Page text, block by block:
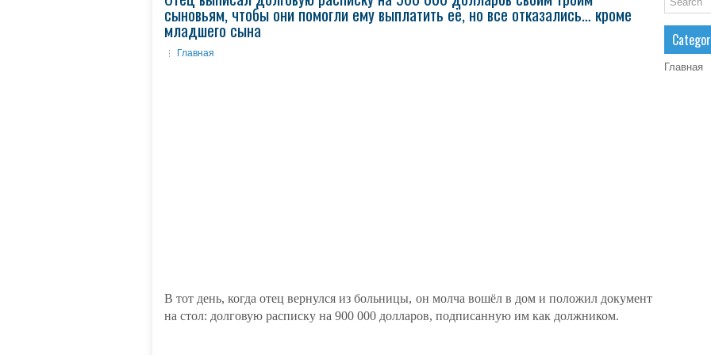
сыновьям, чтобы они помогли ему выплатить её, но все отказались… кроме
младшего сына
Главная
В тот день, когда отец вернулся из больницы, он молча вошёл в дом и положил документ
на стол: долговую расписку на 900 000 долларов, подписанную им как должником.
Главная